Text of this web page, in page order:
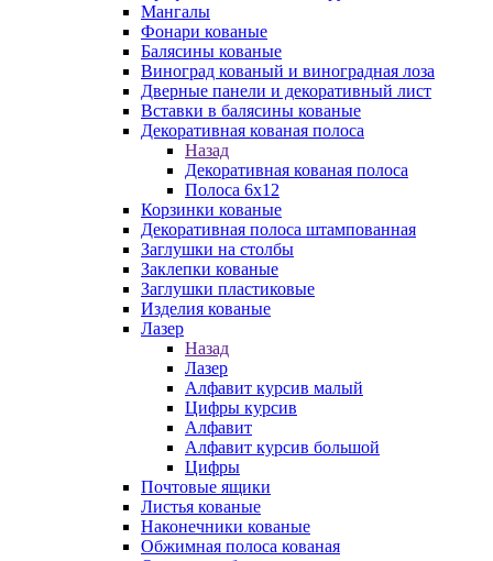
Мангалы
Фонари кованые
Балясины кованые
Виноград кованый и виноградная лоза
Дверные панели и декоративный лист
Вставки в балясины кованые
Декоративная кованая полоса
Назад
Декоративная кованая полоса
Полоса 6х12
Корзинки кованые
Декоративная полоса штампованная
Заглушки на столбы
Заклепки кованые
Заглушки пластиковые
Изделия кованые
Лазер
Назад
Лазер
Алфавит курсив малый
Цифры курсив
Алфавит
Алфавит курсив большой
Цифры
Почтовые ящики
Листья кованые
Наконечники кованые
Обжимная полоса кованая